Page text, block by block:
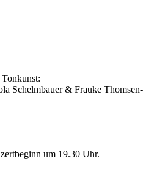
Schelmbauer & Frauke Thomsen-
um 19.30 Uhr.